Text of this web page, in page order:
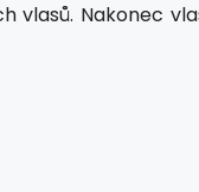
vlasů. Nakonec